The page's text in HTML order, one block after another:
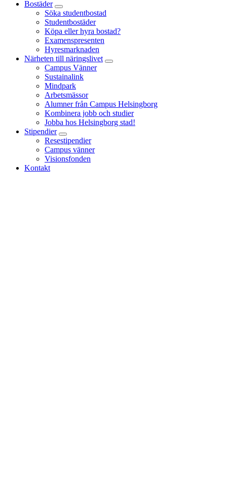
Bostäder
Söka studentbostad
Studentbostäder
Köpa eller hyra bostad?
Examenspresenten
Hyresmarknaden
Närheten till näringslivet
Campus Vänner
Sustainalink
Mindpark
Arbetsmässor
Alumner från Campus Helsingborg
Kombinera jobb och studier
Jobba hos Helsingborg stad!
Stipendier
Resestipendier
Campus vänner
Visionsfonden
Kontakt